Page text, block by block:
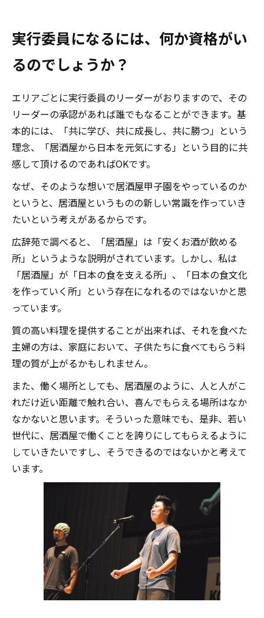
実行委員になるには、何か資格がい
るのでしょうか？
エリアごとに実行委員のリーダーがおりますので、その
リーダーの承認があれば誰でもなることができます。基
本的には、「共に学び、共に成長し、共に勝つ」という
理念、「居酒屋から日本を元気にする」という目的に共
感して頂けるのであればOKです。
なぜ、そのような想いで居酒屋甲子園をやっているのか
というと、居酒屋というものの新しい常識を作っていき
たいという考えがあるからです。
広辞苑で調べると、「居酒屋」は「安くお酒が飲める
所」というような説明がされています。しかし、私は
「居酒屋」が「日本の食を支える所」、「日本の食文化
を作っていく所」という存在になれるのではないかと思
っています。
質の高い料理を提供することが出来れば、それを食べた
主婦の方は、家庭において、子供たちに食べてもらう料
理の質が上がるかもしれません。
また、働く場所としても、居酒屋のように、人と人がこ
れだけ近い距離で触れ合い、喜んでもらえる場所はなか
なかないと思います。そういった意味でも、是非、若い
世代に、居酒屋で働くことを誇りにしてもらえるように
していきたいですし、そうできるのではないかと考えて
います。